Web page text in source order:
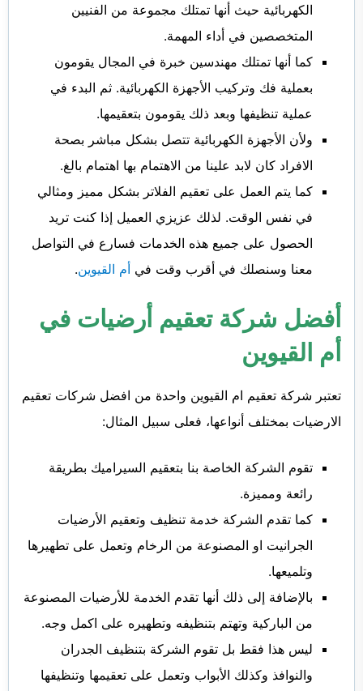
الكهربائية حيث أنها تمتلك مجموعة من الفنيين
المتخصصين في أداء المهمة.
كما أنها تمتلك مهندسين خبرة في المجال يقومون
بعملية فك وتركيب الأجهزة الكهربائية. ثم البدء في
عملية تنظيفها وبعد ذلك يقومون بتعقيمها.
ولأن الأجهزة الكهربائية تتصل بشكل مباشر بصحة
الافراد كان لابد علينا من الاهتمام بها اهتمام بالغ.
كما يتم العمل على تعقيم الفلاتر بشكل مميز ومثالي
في نفس الوقت. لذلك عزيزي العميل إذا كنت تريد
الحصول على جميع هذه الخدمات فسارع في التواصل
معنا وسنصلك في أقرب وقت في أم القيوين.
أفضل شركة تعقيم أرضيات في
أم القيوين
تعتبر شركة تعقيم ام القيوين واحدة من افضل شركات تعقيم
الارضيات بمختلف أنواعها، فعلى سبيل المثال:
تقوم الشركة الخاصة بنا بتعقيم السيراميك بطريقة
رائعة ومميزة.
كما تقدم الشركة خدمة تنظيف وتعقيم الأرضيات
الجرانيت او المصنوعة من الرخام وتعمل على تطهيرها
وتلميعها.
بالإضافة إلى ذلك أنها تقدم الخدمة للأرضيات المصنوعة
من الباركية وتهتم بتنظيفه وتطهيره على اكمل وجه.
ليس هذا فقط بل تقوم الشركة بتنظيف الجدران
والنوافذ وكذلك الأبواب وتعمل على تعقيمها وتنظيفها